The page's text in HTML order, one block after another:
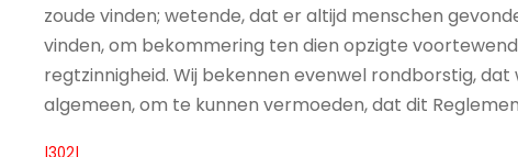
zoude vinden; wetende, dat er altijd menschen
vinden, om bekommering ten dien opzigte
regtzinnigheid. Wij bekennen evenwel rondborstig,
algemeen, om te kunnen vermoeden, dat dit